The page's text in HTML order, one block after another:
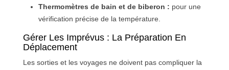
Thermomètres de bain et de biberon : pour une
vérification précise de la température.
Gérer Les Imprévus : La Préparation En
Déplacement
Les sorties et les voyages ne doivent pas compliquer la